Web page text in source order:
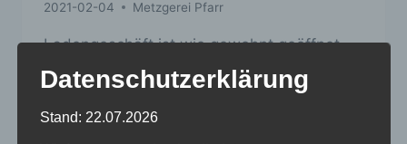
2021-02-04 Metzgerei Pfarr
Ladengeschäft ist wie gewohnt geöffnet,
wir liefern aber auch frei Haus. Kennen Sie
schon unsere frisch zubereiteten Gerichte
im Glas?
Datenschutzerklärung
Stand: 22.07.2026